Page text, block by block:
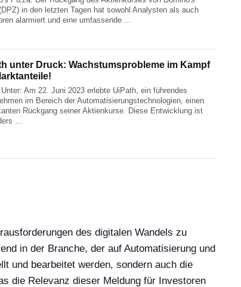
in den letzten Tagen hat sowohl Analysten als auch
alarmiert und eine umfassende …
unter Druck: Wachstumsprobleme im Kampf
Am 22. Juni 2023 erlebte UiPath, ein führendes
im Bereich der Automatisierungstechnologien, einen
Rückgang seiner Aktienkurse. Diese Entwicklung ist
…
des digitalen Wandels zu
in der Branche, der auf Automatisierung und
und bearbeitet werden, sondern auch die
die Relevanz dieser Meldung für Investoren